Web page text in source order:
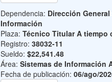
Dependencia: Dirección
Información
Plaza: Técnico Titular A tiempo
Registro: 38032-11
Sueldo: $22,541.48
Área: Sistemas de Información
Fecha de publicación: 06/ago/